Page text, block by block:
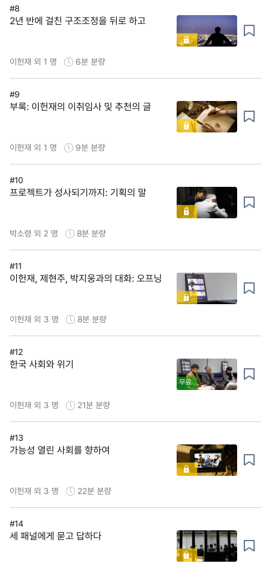
#8
2년 반에 걸친 구조조정을 뒤로 하고
이헌재 외 1 명 6분 분량
#9
부록: 이헌재의 이취임사 및 추천의 글
이헌재 외 1 명 9분 분량
#10
프로젝트가 성사되기까지: 기획의 말
박소령 외 2 명 8분 분량
#11
이헌재, 제현주, 박지웅과의 대화: 오프닝
이헌재 외 3 명 8분 분량
#12
한국 사회와 위기
무료
이헌재 외 3 명 21분 분량
#13
가능성 열린 사회를 향하여
이헌재 외 3 명 22분 분량
#14
세 패널에게 묻고 답하다